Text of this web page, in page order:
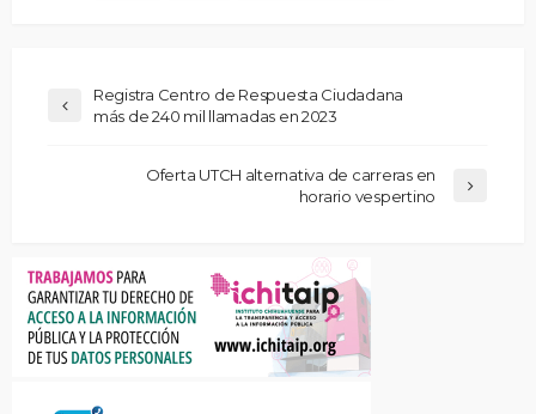
Registra Centro de Respuesta Ciudadana
más de 240 mil llamadas en 2023
Oferta UTCH alternativa de carreras en
horario vespertino